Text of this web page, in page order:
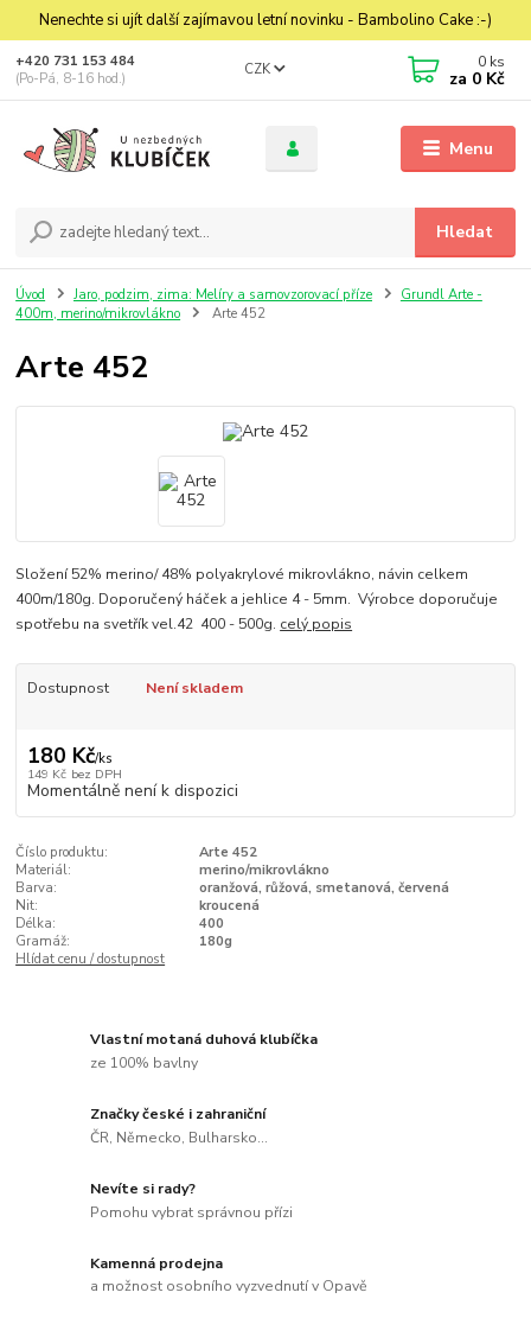
Nenechte si ujít další zajímavou letní novinku - Bambolino Cake :-)
Menu
CZK
Hledat
+420 731 153 484
(Po-Pá, 8-16 hod.)
0 ks
za 0 Kč
Úvod Jaro, podzim, zima: Melíry a samovzorovací příze
Grundl Arte -
400m, merino/mikrovlákno
Arte 452
Arte 452
Složení 52% merino/ 48% polyakrylové mikrovlákno, návin celkem
400m/180g. Doporučený háček a jehlice 4 - 5mm. Výrobce doporučuje
spotřebu na svetřík vel.42 400 - 500g. celý popis
Dostupnost Není skladem
180 Kč/ks
149 Kč bez DPH
Momentálně není k dispozici
Číslo produktu:
Arte 452
Materiál:
merino/mikrovlákno
Barva:
oranžová, růžová, smetanová, červená
Nit:
kroucená
Délka:
400
Gramáž:
180g
Hlídat cenu / dostupnost
Vlastní motaná duhová klubíčka
ze 100% bavlny
Značky české i zahraniční
ČR, Německo, Bulharsko...
Nevíte si rady?
Pomohu vybrat správnou přízi
Kamenná prodejna
a možnost osobního vyzvednutí v Opavě